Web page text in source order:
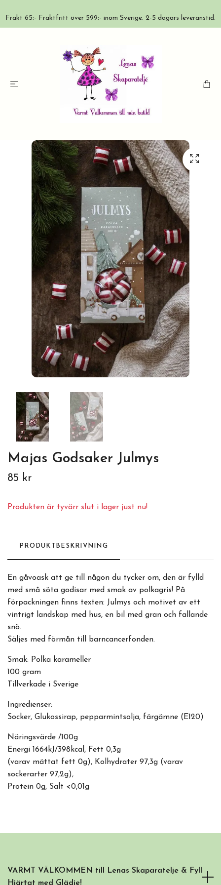
Frakt 65:- Fraktfritt över 599:- inom Sverige. 2-5 dagars leveranstid.
Majas Godsaker Julmys
85 kr
Produkten är tyvärr slut i lager just nu!
PRODUKTBESKRIVNING
En gåvoask att ge till någon du tycker om, den är fylld
med små söta godisar med smak av polkagris! På
förpackningen finns texten: Julmys och motivet av ett
vintrigt landskap med hus, en bil med gran och fallande
snö.
Säljes med förmån till barncancerfonden.
Smak: Polka karameller
100 gram
Tillverkade i Sverige
Ingredienser:
Socker, Glukossirap, pepparmintsolja, färgämne (E120)
Näringsvärde /100g
Energi 1664kJ/398kcal, Fett 0,3g
(varav mättat fett 0g), Kolhydrater 97,3g (varav
sockerarter 97,2g),
Protein 0g, Salt <0,01g
VARMT VÄLKOMMEN till Lenas Skaparatelje & Fyll
Hjärtat med Glädje!